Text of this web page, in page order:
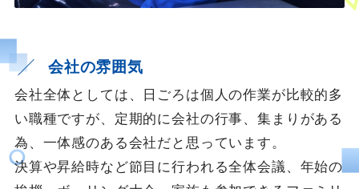
会社の雰囲気
会社全体としては、日ごろは個人の作業が比較的多
い職種ですが、定期的に会社の行事、集まりがある
為、一体感のある会社だと思っています。
決算や昇給時など節目に行われる全体会議、年始の